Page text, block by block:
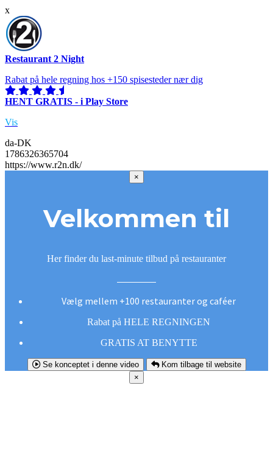
x
Restaurant 2 Night
Rabat på hele regning hos +150 spisesteder nær dig
HENT GRATIS - i Play Store
Vis
da-DK
1786326365704
https://www.r2n.dk/
×
Velkommen til
Her finder du last-minute tilbud på restauranter
Vælg mellem +100 restauranter og caféer
Rabat på HELE REGNINGEN
GRATIS AT BENYTTE
Se konceptet i denne video
Kom tilbage til website
×